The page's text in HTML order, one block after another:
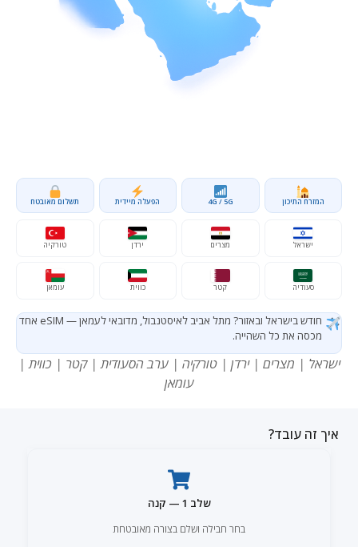
המזרח התיכון 4G / 5G הפעלה מיידית תשלום מאובטח
ישראל מצרים ירדן טורקיה
סעודיה קטר כווית עומאן
חודש בישראל ובאזור? מתל אביב לאיסטנבול, מדובאי לעמאן — eSIM אחד
מכסה את כל השהייה.
ישראל | מצרים | ירדן | טורקיה | ערב הסעודית | קטר | כווית |
עומאן
איך זה עובד?
שלב 1 — קנה
בחר חבילה ושלם בצורה מאובטחת